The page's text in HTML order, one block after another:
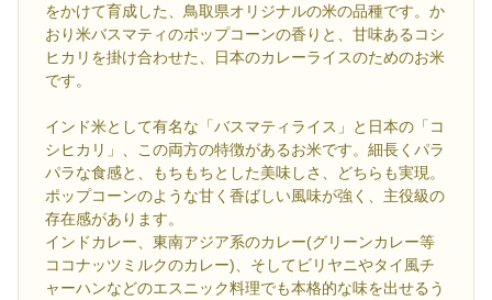
をかけて育成した、鳥取県オリジナルの米の品種です。か
おり米バスマティのポップコーンの香りと、甘味あるコシ
ヒカリを掛け合わせた、日本のカレーライスのためのお米
です。
インド米として有名な「バスマティライス」と日本の「コ
シヒカリ」、この両方の特徴があるお米です。細長くパラ
パラな食感と、もちもちとした美味しさ、どちらも実現。
ポップコーンのような甘く香ばしい風味が強く、主役級の
存在感があります。
インドカレー、東南アジア系のカレー(グリーンカレー等
ココナッツミルクのカレー)、そしてビリヤニやタイ風チ
ャーハンなどのエスニック料理でも本格的な味を出せるう